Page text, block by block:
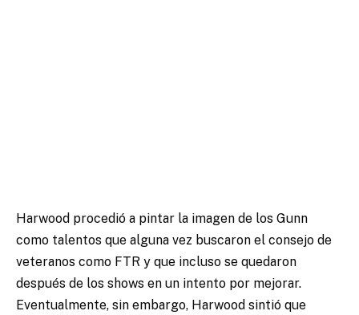
Harwood procedió a pintar la imagen de los Gunn
como talentos que alguna vez buscaron el consejo de
veteranos como FTR y que incluso se quedaron
después de los shows en un intento por mejorar.
Eventualmente, sin embargo, Harwood sintió que